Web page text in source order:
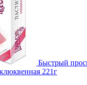
Быстрый
221г